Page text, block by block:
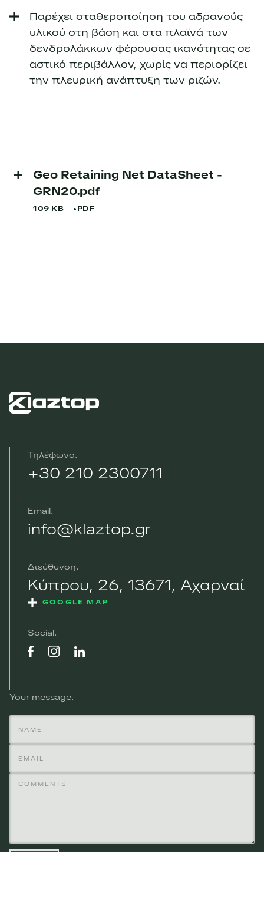
Παρέχει σταθεροποίηση του αδρανούς
υλικού στη βάση και στα πλαϊνά των
δενδρολάκκων φέρουσας ικανότητας σε
αστικό περιβάλλον, χωρίς να περιορίζει
την πλευρική ανάπτυξη των ριζών.
Geo Retaining Net DataSheet -
GRN20.pdf
109 KB PDF
Τηλέφωνο
+30 210 2300711
Email
info@klaztop.gr
Διεύθυνση
Κύπρου, 26, 13671, Αχαρναί
GOOGLE MAP
Social
Your message